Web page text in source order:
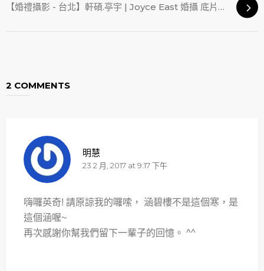
【婚禮攝影 - 台北】軒碩.亭宇 | Joyce East 婚攝 底片風格
2 COMMENTS
明慧
23 2 月, 2017 at 9:17 下午
嗨囉英奇! 請原諒我的囉嗦， 涵碧樓不是這個寒，是
這個涵喔~
再次感謝你幫我們留下一輩子的回憶。 ^^